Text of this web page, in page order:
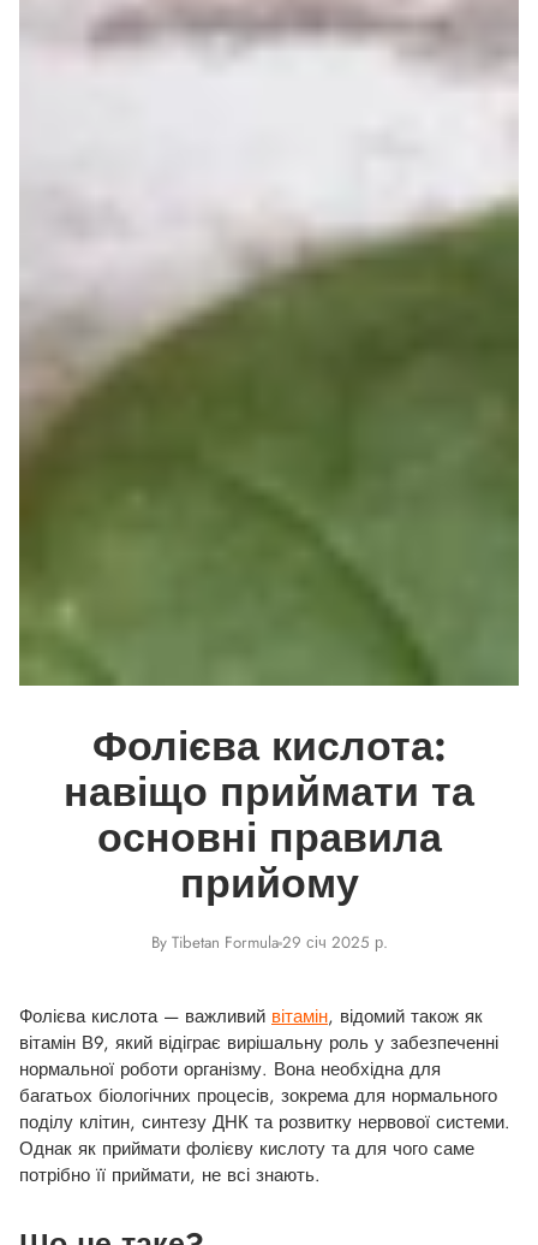
Фолієва кислота:
навіщо приймати та
основні правила
прийому
By Tibetan Formula29 січ 2025 р.
Фолієва кислота — важливий вітамін, відомий також як
вітамін В9, який відіграє вирішальну роль у забезпеченні
нормальної роботи організму. Вона необхідна для
багатьох біологічних процесів, зокрема для нормального
поділу клітин, синтезу ДНК та розвитку нервової системи.
Однак як приймати фолієву кислоту та для чого саме
потрібно її приймати, не всі знають.